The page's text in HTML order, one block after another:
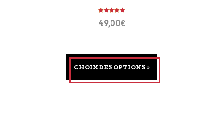
sur 5
49,00€
CHOIX DES OPTIONS